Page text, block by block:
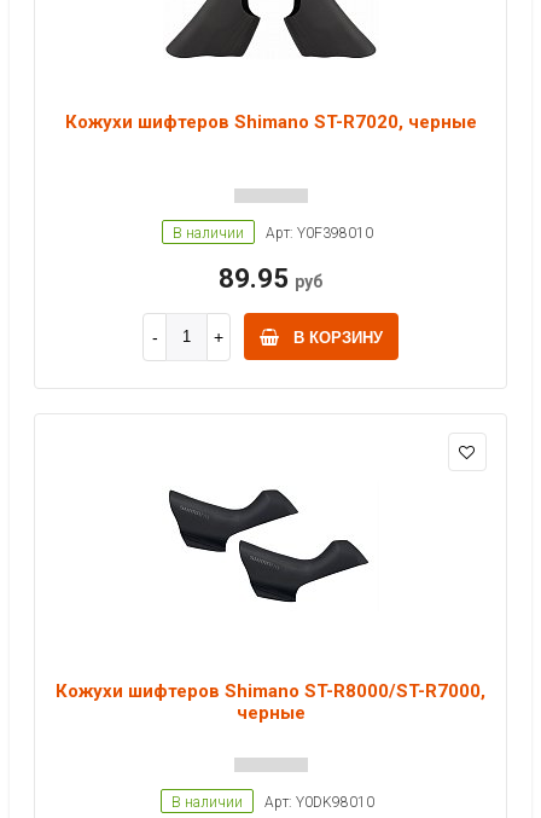
Кожухи шифтеров Shimano ST-R7020, черные
В наличии Арт: Y0F398010
89.95 руб
В КОРЗИНУ
Кожухи шифтеров Shimano ST-R8000/ST-R7000,
черные
В наличии Арт: Y0DK98010